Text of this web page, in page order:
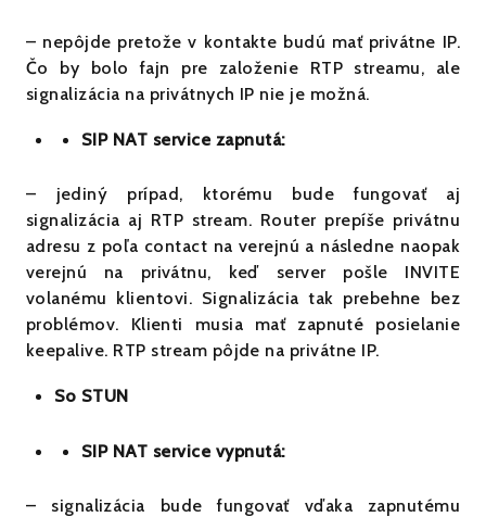
– nepôjde pretože v kontakte budú mať privátne IP.
Čo by bolo fajn pre založenie RTP streamu, ale
signalizácia na privátnych IP nie je možná.
SIP NAT service zapnutá:
– jediný prípad, ktorému bude fungovať aj
signalizácia aj RTP stream. Router prepíše privátnu
adresu z poľa contact na verejnú a následne naopak
verejnú na privátnu, keď server pošle INVITE
volanému klientovi. Signalizácia tak prebehne bez
problémov. Klienti musia mať zapnuté posielanie
keepalive. RTP stream pôjde na privátne IP.
So STUN
SIP NAT service vypnutá:
– signalizácia bude fungovať vďaka zapnutému